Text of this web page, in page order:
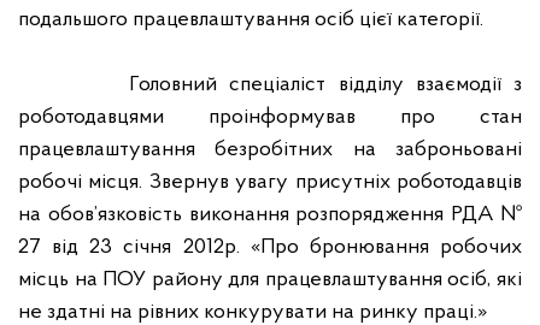
подальшого працевлаштування осіб цієї категорії.
Головний спеціаліст відділу взаємодії з
роботодавцями проінформував про стан
працевлаштування безробітних на заброньовані
робочі місця. Звернув увагу присутніх роботодавців
на обов’язковість виконання розпорядження РДА №
27 від 23 січня 2012р. «Про бронювання робочих
місць на ПОУ району для працевлаштування осіб, які
не здатні на рівних конкурувати на ринку праці.»